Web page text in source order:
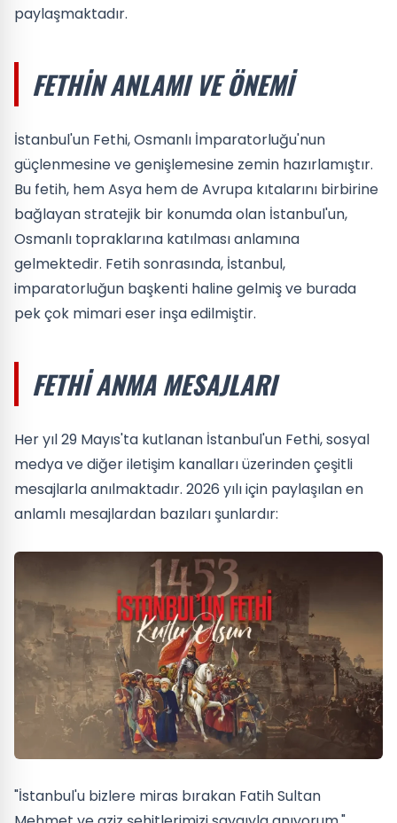
paylaşmaktadır.
FETHIN ANLAMI VE ÖNEMI
İstanbul'un Fethi, Osmanlı İmparatorluğu'nun
güçlenmesine ve genişlemesine zemin hazırlamıştır.
Bu fetih, hem Asya hem de Avrupa kıtalarını birbirine
bağlayan stratejik bir konumda olan İstanbul'un,
Osmanlı topraklarına katılması anlamına
gelmektedir. Fetih sonrasında, İstanbul,
imparatorluğun başkenti haline gelmiş ve burada
pek çok mimari eser inşa edilmiştir.
FETHI ANMA MESAJLARI
Her yıl 29 Mayıs'ta kutlanan İstanbul'un Fethi, sosyal
medya ve diğer iletişim kanalları üzerinden çeşitli
mesajlarla anılmaktadır. 2026 yılı için paylaşılan en
anlamlı mesajlardan bazıları şunlardır:
"İstanbul'u bizlere miras bırakan Fatih Sultan